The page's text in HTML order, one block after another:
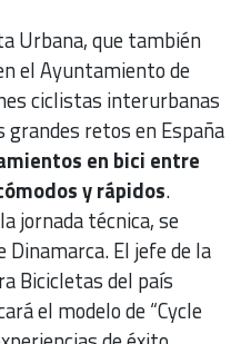
Urbana, que también
el Ayuntamiento de
ciclistas interurbanas
retos en España
en bici entre
y rápidos.
jornada técnica, se
Dinamarca. El jefe de la
Bicicletas del país
el modelo de “Cycle